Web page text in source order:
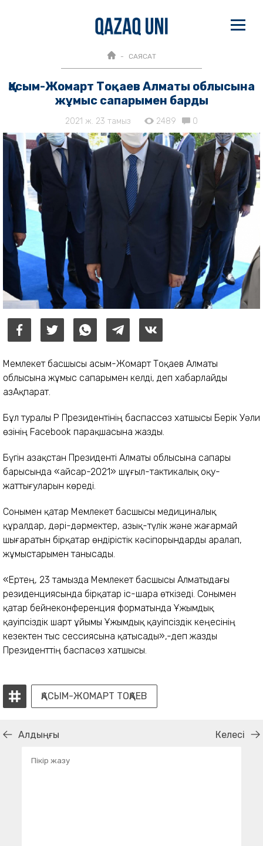
САЯСАТ
Қасым-Жомарт Тоқаев Алматы облысына
жұмыс сапарымен барды
2021 ж. 23 тамыз 2489 0
Мемлекет басшысы Қасым-Жомарт Тоқаев Алматы
облысына жұмыс сапарымен келді, деп хабарлайды
ҚазАқпарат.
Бұл туралы ҚР Президентінің баспассөз хатшысы Берік Уәли
өзінің Facebook парақшасына жазды.
Бүгін Қазақстан Президенті Алматы облысына сапары
барысында «Қайсар-2021» шұғыл-тактикалық оқу-
жаттығуларын көреді.
Сонымен қатар Мемлекет басшысы медициналық
құралдар, дәрі-дәрмектер, азық-түлік және жағармай
шығаратын бірқатар өндірістік кәсіпорындарды аралап,
жұмыстарымен танысады.
«Ертең, 23 тамызда Мемлекет басшысы Алматыдағы
резиденциясында бірқатар іс-шара өткізеді. Сонымен
қатар бейнеконференция форматында Ұжымдық
қауіпсіздік шарт ұйымы Ұжымдық қауіпсіздік кеңесінің
кезектен тыс сессиясына қатысады»,-деп жазды
Президенттің баспасөз хатшысы.
ҚАСЫМ-ЖОМАРТ ТОҚАЕВ
Алдыңғы Келесі